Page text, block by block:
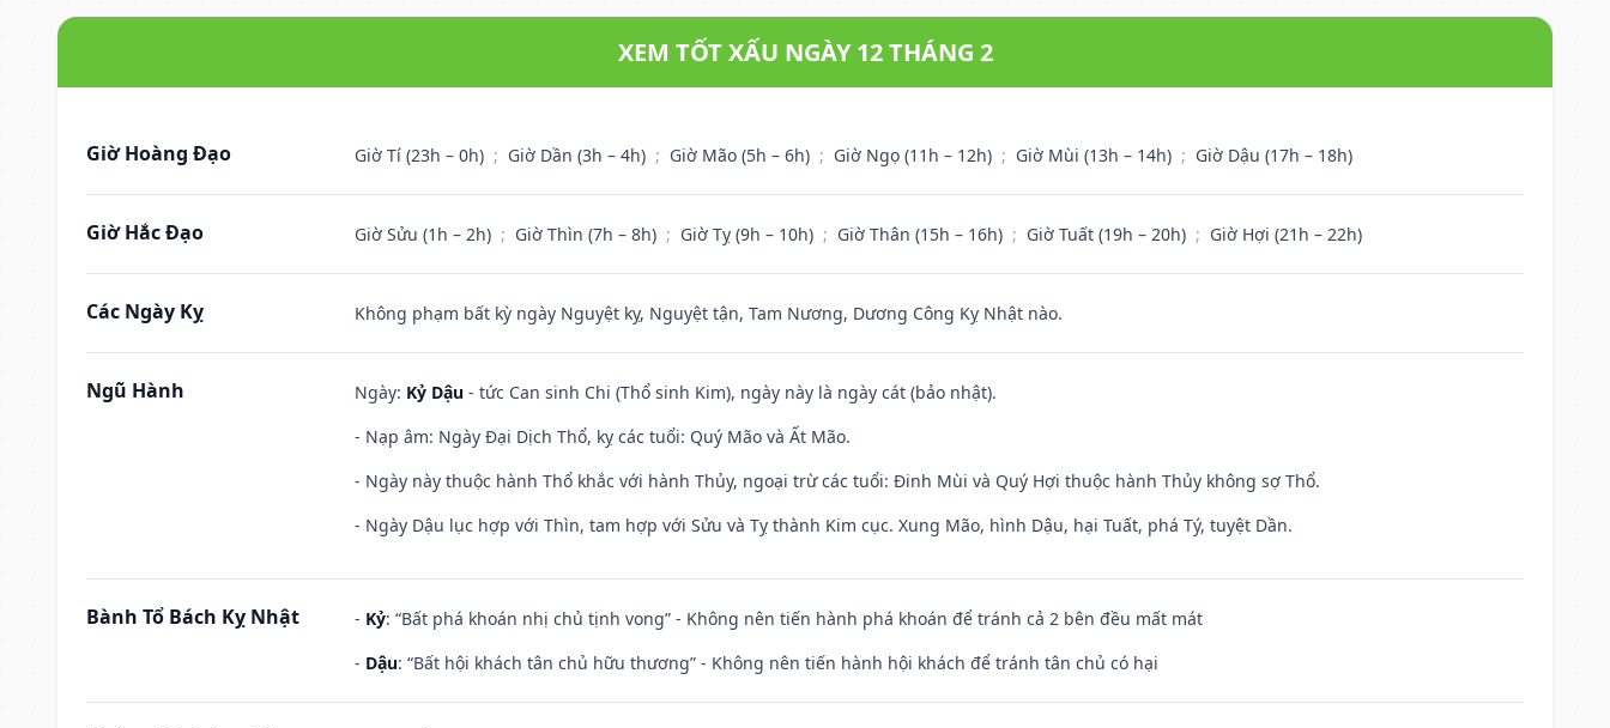
XEM TỐT XẤU NGÀY 12 THÁNG 2
Giờ Hoàng Đạo Giờ Tí (23h – 0h) ; Giờ Dần (3h – 4h) ; Giờ Mão (5h – 6h) ; Giờ Ngọ (11h – 12h) ; Giờ Mùi (13h – 14h) ; Giờ Dậu (17h – 18h)
Giờ Hắc Đạo Giờ Sửu (1h – 2h) ; Giờ Thìn (7h – 8h) ; Giờ Tỵ (9h – 10h) ; Giờ Thân (15h – 16h) ; Giờ Tuất (19h – 20h) ; Giờ Hợi (21h – 22h)
Các Ngày Kỵ Không phạm bất kỳ ngày Nguyệt kỵ, Nguyệt tận, Tam Nương, Dương Công Kỵ Nhật nào.
Ngũ Hành Ngày: Kỷ Dậu - tức Can sinh Chi (Thổ sinh Kim), ngày này là ngày cát (bảo nhật).
- Nạp âm: Ngày Đại Dịch Thổ, kỵ các tuổi: Quý Mão và Ất Mão.
- Ngày này thuộc hành Thổ khắc với hành Thủy, ngoại trừ các tuổi: Đinh Mùi và Quý Hợi thuộc hành Thủy không sợ Thổ.
- Ngày Dậu lục hợp với Thìn, tam hợp với Sửu và Tỵ thành Kim cục. Xung Mão, hình Dậu, hại Tuất, phá Tý, tuyệt Dần.
Bành Tổ Bách Kỵ Nhật - Kỷ: “Bất phá khoán nhị chủ tịnh vong” - Không nên tiến hành phá khoán để tránh cả 2 bên đều mất mát
- Dậu: “Bất hội khách tân chủ hữu thương” - Không nên tiến hành hội khách để tránh tân chủ có hại